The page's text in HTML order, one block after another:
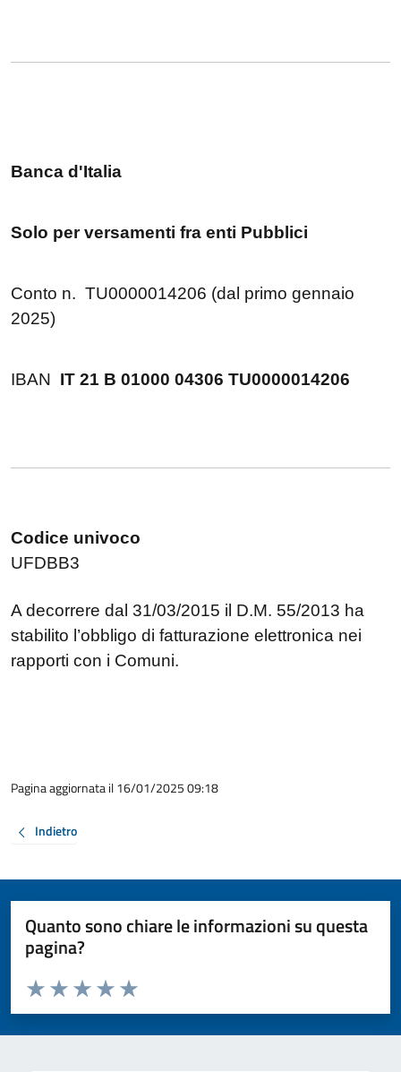
Banca d'Italia
Solo per versamenti fra enti Pubblici
Conto n. TU0000014206 (dal primo gennaio
2025)
IBAN IT 21 B 01000 04306 TU0000014206
Codice univoco
UFDBB3
A decorrere dal 31/03/2015 il D.M. 55/2013 ha
stabilito l’obbligo di fatturazione elettronica nei
rapporti con i Comuni.
Pagina aggiornata il 16/01/2025 09:18
Indietro
Quanto sono chiare le informazioni su questa
pagina?
Valuta da 1 a 5 stelle la pagina
Valuta 5 stelle su 5
Valuta 4 stelle su 5
Valuta 3 stelle su 5
Valuta 2 stelle su 5
Valuta 1 stelle su 5